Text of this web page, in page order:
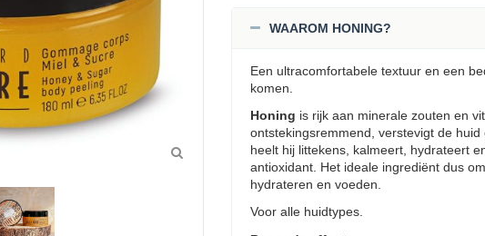
WAAROM HONING?
Een ultracomfortabele textuur en een
komen.
Honing is rijk aan minerale zouten en
ontstekingsremmend, verstevigt de
heelt hij littekens, kalmeert, hydrateert
antioxidant. Het ideale ingrediënt dus
hydrateren en voeden.
Voor alle huidtypes.